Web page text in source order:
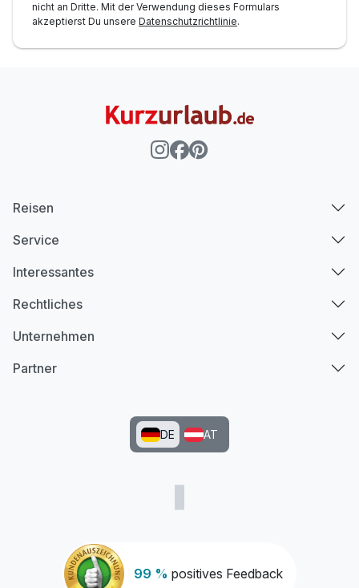
Ausstattung
Doppelzimmer Komfort
2 Erwachsene und 1 Kind
nicht an Dritte. Mit der Verwendung dieses Formulars
akzeptierst Du unsere Datenschutzrichtlinie.
99 % positives Feedback
Reisen
Service
Interessantes
Rechtliches
Unternehmen
Partner
DE AT